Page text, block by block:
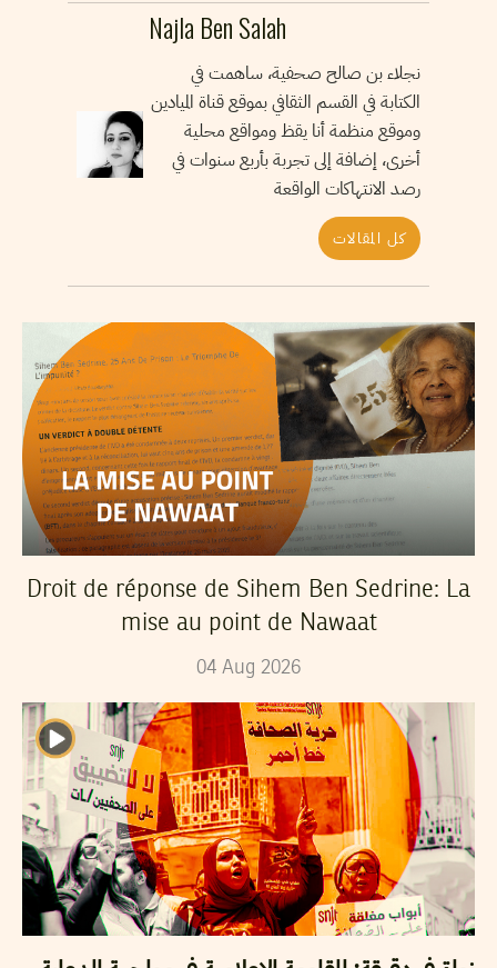
Najla Ben Salah
نجلاء بن صالح صحفية، ساهمت في
الكتابة في القسم الثقافي بموقع قناة الميادين
وموقع منظمة أنا يقظ ومواقع محلية
أخرى، إضافة إلى تجربة بأربع سنوات في
رصد الانتهاكات الواقعة
كل المقالات
Droit de réponse de Sihem Ben Sedrine: La
mise au point de Nawaat
04 Aug 2026